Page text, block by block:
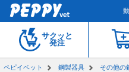
サクッと
発注
ペピイベット 鋼製器具 その他の